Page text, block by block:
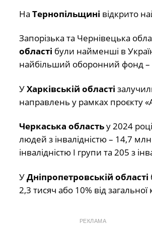
На Тернопільщині відкрито
Запорізька та Чернівецька
області були найменші в
найбільший оборонний фонд –
УХарківській області
направлень у рамках проєкту
Черкаська областьу 2024
людей з інвалідністю – 14,7
інвалідністю І групи та 205 з
УДніпропетровській області
2,3 тисяч або 10% від загальної
РЕКЛАМА